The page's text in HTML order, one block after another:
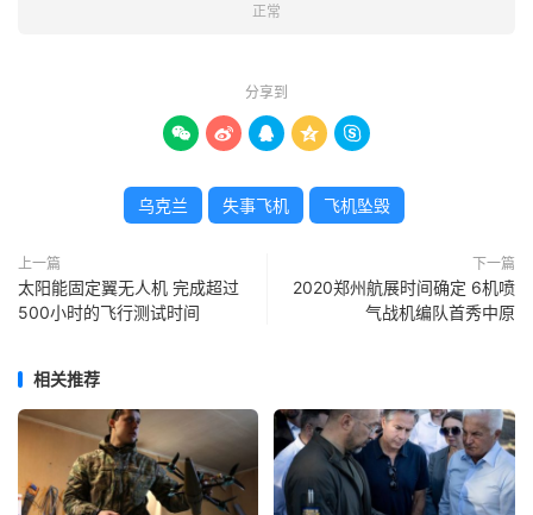
正常
分享到
    
乌克兰 失事飞机 飞机坠毁
上一篇
太阳能固定翼无人机 完成超过
500小时的飞行测试时间
下一篇
2020郑州航展时间确定 6机喷
气战机编队首秀中原
相关推荐